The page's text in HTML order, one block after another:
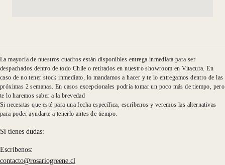
La mayoría de nuestros cuadros están disponibles entrega inmediata para ser
despachados dentro de todo Chile o retirados en nuestro showroom en Vitacura. En
caso de no tener stock inmediato, lo mandamos a hacer y te lo entregamos dentro de las
próximas 2 semanas. En casos excepcionales podría tomar un poco más de tiempo, pero
te lo haremos saber a la brevedad
Si necesitas que esté para una fecha específica, escríbenos y veremos las alternativas
para poder ayudarte a tenerlo antes de tiempo.
Si tienes dudas:
Escríbenos:
contacto@rosariogreene.cl